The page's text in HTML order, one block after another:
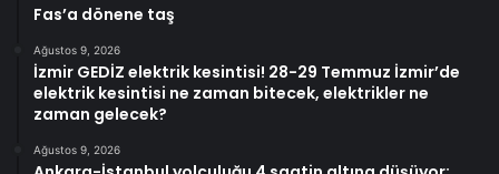
Fas’a dönene taş
Ağustos 9, 2026
İzmir GEDİZ elektrik kesintisi! 28-29 Temmuz İzmir’de
elektrik kesintisi ne zaman bitecek, elektrikler ne
zaman gelecek?
Ağustos 9, 2026